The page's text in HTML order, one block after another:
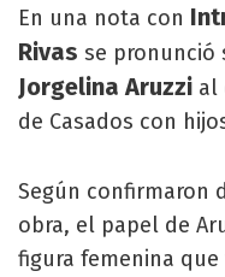
En una nota con
Rivas se pronunció
Jorgelina Aruzzi al
de Casados con
Según confirmaron
obra, el papel de
figura femenina